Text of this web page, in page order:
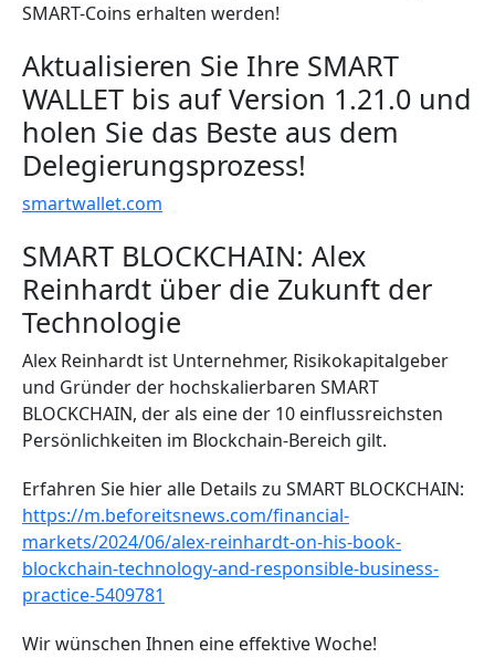
SMART-Coins erhalten werden!
Aktualisieren Sie Ihre SMART
WALLET bis auf Version 1.21.0 und
holen Sie das Beste aus dem
Delegierungsprozess!
smartwallet.com
SMART BLOCKCHAIN: Alex
Reinhardt über die Zukunft der
Technologie
Alex Reinhardt ist Unternehmer, Risikokapitalgeber
und Gründer der hochskalierbaren SMART
BLOCKCHAIN, der als eine der 10 einflussreichsten
Persönlichkeiten im Blockchain-Bereich gilt.
Erfahren Sie hier alle Details zu SMART BLOCKCHAIN:
https://m.beforeitsnews.com/financial-
markets/2024/06/alex-reinhardt-on-his-book-
blockchain-technology-and-responsible-business-
practice-5409781
Wir wünschen Ihnen eine effektive Woche!